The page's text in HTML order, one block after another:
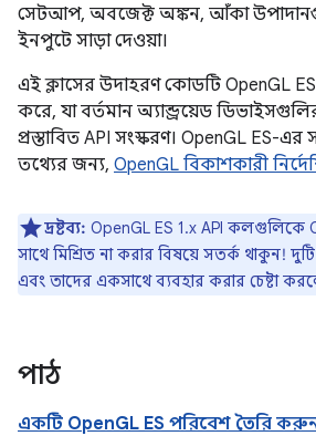
সেটআপ, অবজেক্ট অঙ্কন, আঁকা
ইনপুটে সাড়া দেওয়া।
এই ক্লাসের উদাহরণ কোডটি OpenGL
করে, যা বর্তমান অ্যান্ড্রয়েড
প্রস্তাবিত API সংস্করণ। OpenGL ES-
তথ্যের জন্য, OpenGL বিকাশকারী
দ্রষ্টব্য: OpenGL ES 1.x API কলগুলিকে
সাথে মিশ্রিত না করার বিষয়ে সতর্ক থাকুন!
এবং তাদের একসাথে ব্যবহার করার চেষ্টা
পাঠ
একটি OpenGL ES পরিবেশ তৈরি